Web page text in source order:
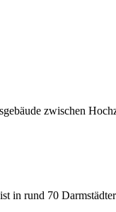
zwischen
in rund 70